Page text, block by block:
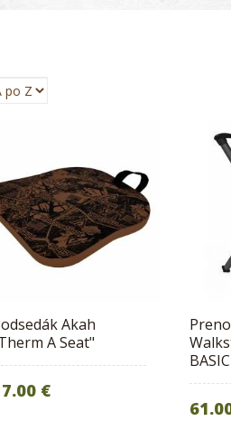
Akah
A Seat"
€